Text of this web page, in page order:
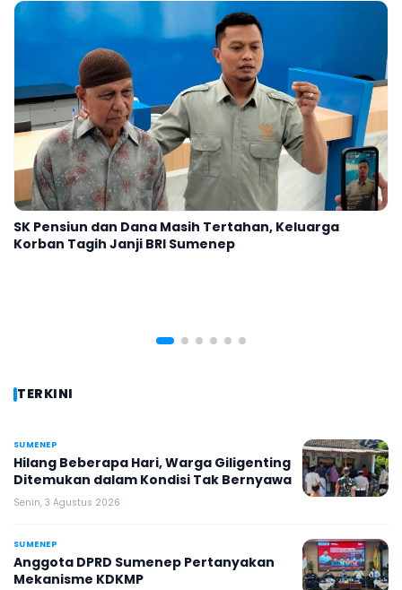
Kabupaten Kepulauan
SK Pensiun dan Dana Masih Tertahan, Keluarga
Korban Tagih Janji BRI Sumenep
TERKINI
SUMENEP
Hilang Beberapa Hari, Warga Giligenting
Ditemukan dalam Kondisi Tak Bernyawa
Senin, 3 Agustus 2026
SUMENEP
Anggota DPRD Sumenep Pertanyakan
Mekanisme KDKMP